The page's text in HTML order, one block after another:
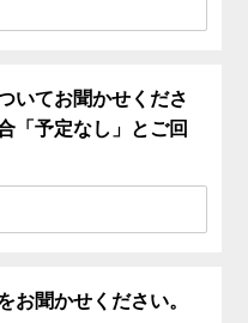
いてお聞かせくださ
「予定なし」とご回
お聞かせください。